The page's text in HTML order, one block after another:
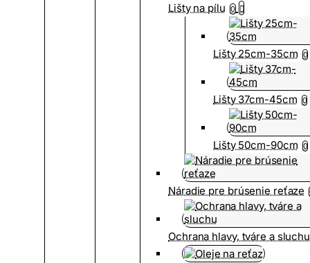
Lišty na pílu 0
Lišty 25cm-35cm 0
Lišty 37cm-45cm 0
Lišty 50cm-90cm 0
Náradie pre brúsenie reťaze
Ochrana hlavy, tváre a sluchu